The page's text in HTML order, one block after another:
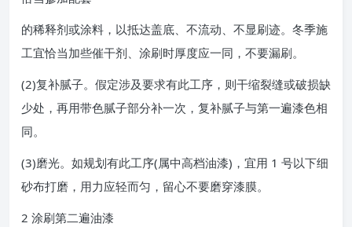
的稀释剂或涂料，以抵达盖底、不流动、不显刷迹。冬季施
工宜恰当加些催干剂、涂刷时厚度应一同，不要漏刷。
(2)复补腻子。假定涉及要求有此工序，则干缩裂缝或破损缺
少处，再用带色腻子部分补一次，复补腻子与第一遍漆色相
同。
(3)磨光。如规划有此工序(属中高档油漆)，宜用 1 号以下细
砂布打磨，用力应轻而匀，留心不要磨穿漆膜。
2 涂刷第二遍油漆